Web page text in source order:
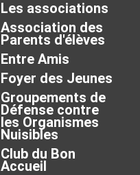
Les associations
Association des
Parents d'élèves
Entre Amis
Foyer des Jeunes
Groupements de
Défense contre
les Organismes
Nuisibles
Club du Bon
Accueil